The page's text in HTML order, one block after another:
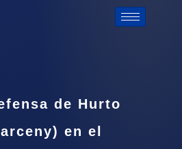
de Hurto
en el